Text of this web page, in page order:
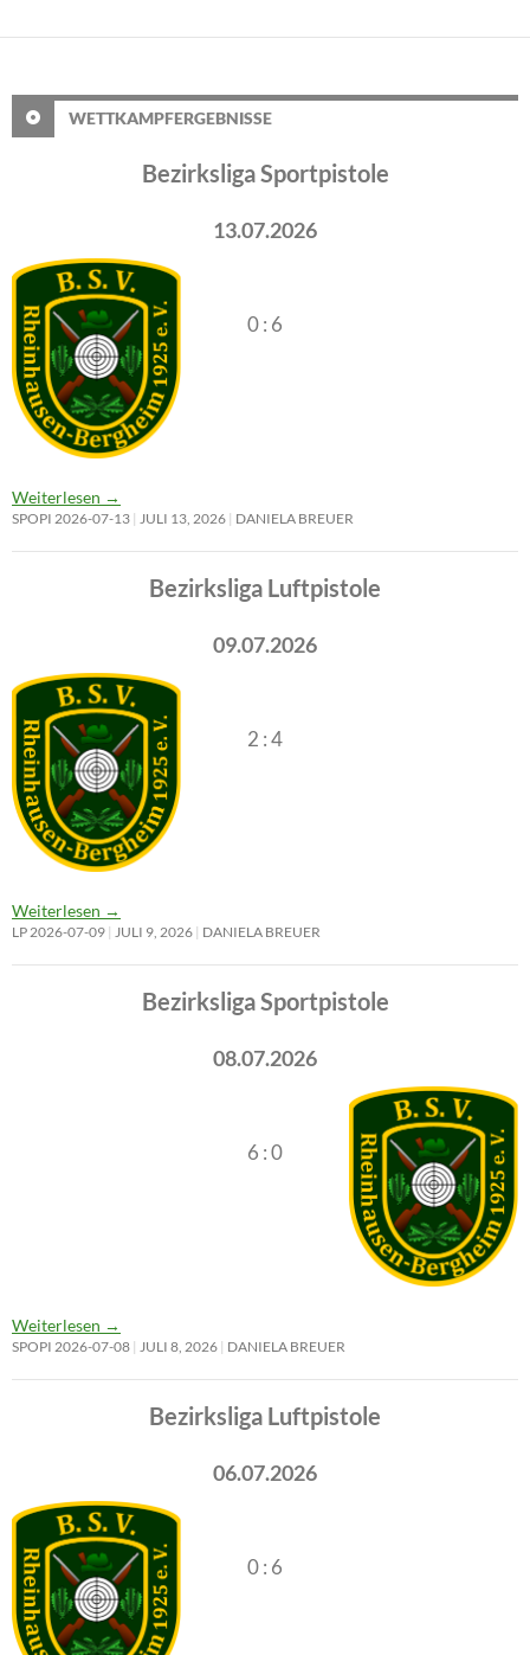
WETTKAMPFERGEBNISSE
Bezirksliga Sportpistole
13.07.2026
0 : 6
Weiterlesen →
SPOPI 2026-07-13 JULI 13, 2026 DANIELA BREUER
Bezirksliga Luftpistole
09.07.2026
2 : 4
Weiterlesen →
LP 2026-07-09 JULI 9, 2026 DANIELA BREUER
Bezirksliga Sportpistole
08.07.2026
6 : 0
Weiterlesen →
SPOPI 2026-07-08 JULI 8, 2026 DANIELA BREUER
Bezirksliga Luftpistole
06.07.2026
0 : 6